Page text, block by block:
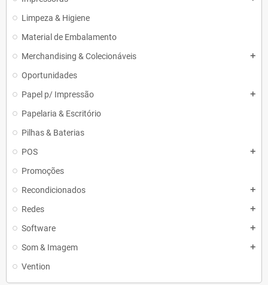
Limpeza & Higiene
Material de Embalamento
Merchandising & Colecionáveis
add
Oportunidades
Papel p/ Impressão
add
Papelaria & Escritório
Pilhas & Baterias
POS
add
Promoções
Recondicionados
add
Redes add
Software add
Som & Imagem add
Vention